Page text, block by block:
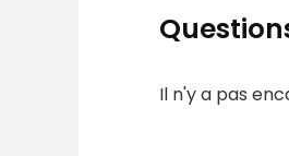
Il n'y a pas